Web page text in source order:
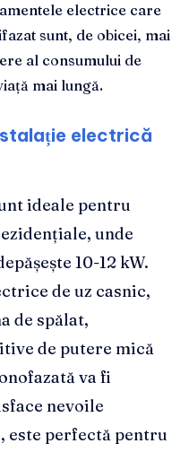
electrice care
sunt, de obicei, mai
al consumului de
mai lungă.
electrică
ideale pentru
unde
10-12 kW.
de uz casnic,
de spălat,
de putere mică
va fi
nevoile
este perfectă pentru